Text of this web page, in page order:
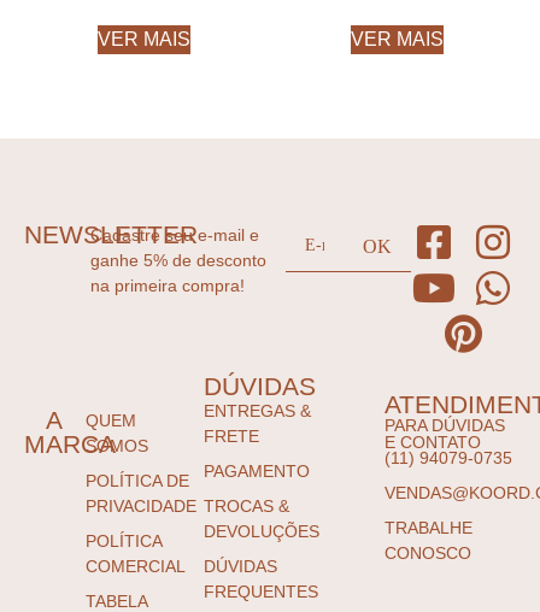
VER MAIS VER MAIS
NEWSLETTER
Cadastre seu e-mail e
ganhe 5% de desconto
na primeira compra!
A
MARCA
QUEM
SOMOS
POLÍTICA DE
PRIVACIDADE
POLÍTICA
COMERCIAL
TABELA
DÚVIDAS
ENTREGAS &
FRETE
PAGAMENTO
TROCAS &
DEVOLUÇÕES
DÚVIDAS
FREQUENTES
PARA DÚVIDAS
E CONTATO
(11) 94079-0735
TRABALHE
CONOSCO